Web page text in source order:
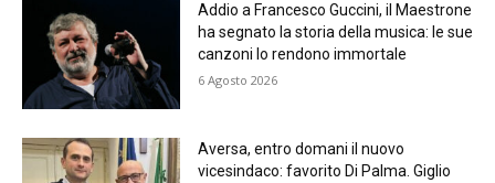
Addio a Francesco Guccini, il Maestrone
ha segnato la storia della musica: le sue
canzoni lo rendono immortale
6 Agosto 2026
Aversa, entro domani il nuovo
vicesindaco: favorito Di Palma. Giglio